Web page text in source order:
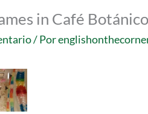
in Café Botánico
/ Por